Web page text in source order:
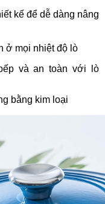
kế để dễ dàng nâng
ở mọi nhiệt độ lò
và an toàn với lò
bằng kim loại